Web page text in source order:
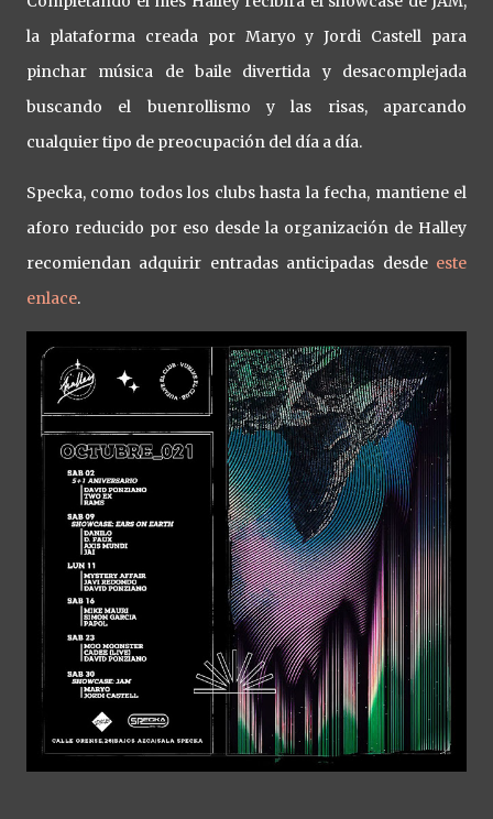
la plataforma creada por Maryo y Jordi Castell para
pinchar música de baile divertida y desacomplejada
buscando el buenrollismo y las risas, aparcando
cualquier tipo de preocupación del día a día.
Specka, como todos los clubs hasta la fecha, mantiene el
aforo reducido por eso desde la organización de Halley
recomiendan adquirir entradas anticipadas desde este
enlace.